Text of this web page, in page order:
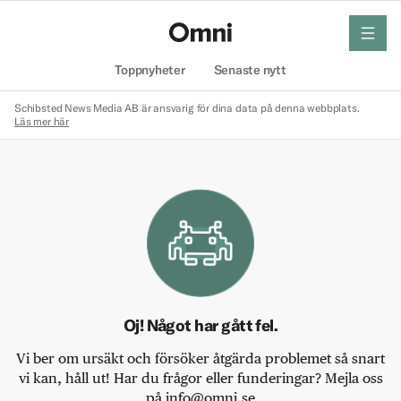
Toppnyheter Senaste nytt
meny
Schibsted News Media AB är ansvarig för dina data på denna webbplats.
Läs mer här
Oj! Något har gått fel.
Vi ber om ursäkt och försöker åtgärda problemet så snart
vi kan, håll ut! Har du frågor eller funderingar? Mejla oss